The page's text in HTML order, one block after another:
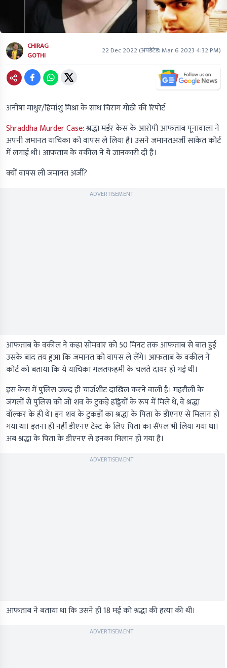
CHIRAG
GOTHI
22 Dec 2022(अपडेटेड:Mar 6 2023 4:32 PM)
अनीषा माथुर/हिमांशु मिश्रा के साथ चिराग गोठी की रिपोर्ट
Shraddha Murder Case:श्रद्धा मर्डर केस के आरोपी आफताब पूनावाला ने
अपनी जमानत याचिका को वापस ले लिया है। उसने जमानतअर्जी साकेत कोर्ट
में लगाई थी। आफताब के वकील ने ये जानकारी दी है।
क्यों वापस ली जमानत अर्जी?
ADVERTISEMENT
आफताब के वकील ने कहा सोमवार को 50 मिनट तक आफताब से बात हुई
उसके बाद तय हुआ कि जमानत को वापस ले लेंगे। आफताब के वकील ने
कोर्ट को बताया कि ये याचिका गलतफहमी के चलते दायर हो गई थी।
इस केस में पुलिस जल्द ही चार्जशीट दाखिल करने वाली है। महरौली के
जंगलों से पुलिस को जो शव के टुकड़े हड्डियों के रूप में मिले थे, वे श्रद्धा
वॉल्कर के ही थे। इन शव के टुकड़ों का श्रद्धा के पिता के डीएनए से मिलान हो
गया था। इतना ही नहीं डीएनए टेस्ट के लिए पिता का सैंपल भी लिया गया था।
अब श्रद्धा के पिता के डीएनए से इनका मिलान हो गया है।
ADVERTISEMENT
आफताब ने बताया था कि उसने ही 18 मई को श्रद्धा की हत्या की थी।
ADVERTISEMENT